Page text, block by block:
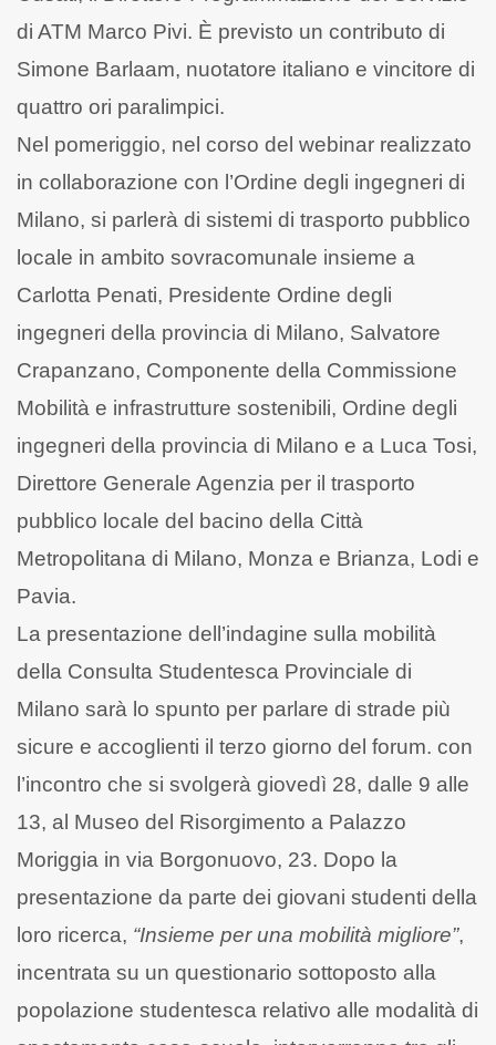
di ATM Marco Pivi. È previsto un contributo di
Simone Barlaam, nuotatore italiano e vincitore di
quattro ori paralimpici.
Nel pomeriggio, nel corso del webinar realizzato
in collaborazione con l’Ordine degli ingegneri di
Milano, si parlerà di sistemi di trasporto pubblico
locale in ambito sovracomunale insieme a
Carlotta Penati, Presidente Ordine degli
ingegneri della provincia di Milano, Salvatore
Crapanzano, Componente della Commissione
Mobilità e infrastrutture sostenibili, Ordine degli
ingegneri della provincia di Milano e a Luca Tosi,
Direttore Generale Agenzia per il trasporto
pubblico locale del bacino della Città
Metropolitana di Milano, Monza e Brianza, Lodi e
Pavia.
La presentazione dell’indagine sulla mobilità
della Consulta Studentesca Provinciale di
Milano sarà lo spunto per parlare di strade più
sicure e accoglienti il terzo giorno del forum. con
l’incontro che si svolgerà giovedì 28, dalle 9 alle
13, al Museo del Risorgimento a Palazzo
Moriggia in via Borgonuovo, 23. Dopo la
presentazione da parte dei giovani studenti della
loro ricerca, “Insieme per una mobilità migliore”,
incentrata su un questionario sottoposto alla
popolazione studentesca relativo alle modalità di